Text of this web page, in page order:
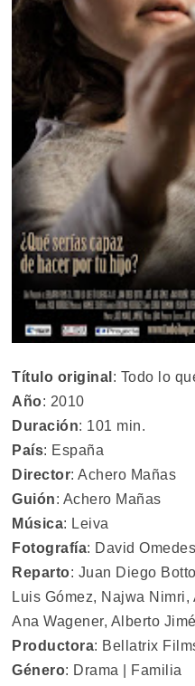
Título original : Todo lo
Año: 2010
Duración: 101 min.
País: España
Director: Achero Mañas
Guión: Achero Mañas
Música: Leiva
Fotografía: David Omedes
Reparto: Juan Diego
Luis Gómez, Najwa
Ana Wagener, Alberto
Productora: Bellatrix
Género: Drama | Familia